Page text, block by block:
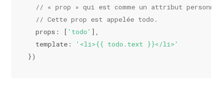
// « prop » qui est comme un attribut
// Cette prop est appelée todo.
props : [ 'todo' ],
template:
'<li>{{ todo.text }}</li>'
})